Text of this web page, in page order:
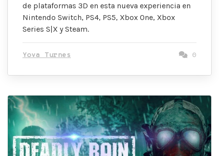
de plataformas 3D en esta nueva experiencia en
Nintendo Switch, PS4, PS5, Xbox One, Xbox
Series S|X y Steam.
Yova Turnes 0